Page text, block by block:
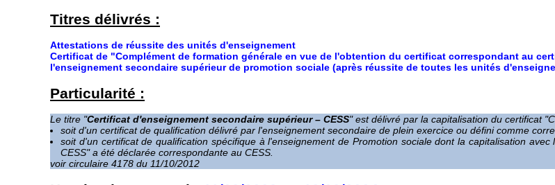
Titres délivrés :
Attestations de réussite des unités d'enseignement
Certificat de "Complément de formation générale en vue de l'obtention du certificat correspondant au
l'enseignement secondaire supérieur de promotion sociale (après réussite de toutes les unités
Particularité :
Le titre "Certificat d'enseignement secondaire supérieur – CESS" est délivré par la capitalisation du certificat
soit d'un certificat de qualification délivré par l'enseignement secondaire de plein exercice ou défini comme
soit d'un certificat de qualification spécifique à l'enseignement de Promotion sociale dont la capitalisation
CESS" a été déclarée correspondante au CESS.
voir circulaire 4178 du 11/10/2012